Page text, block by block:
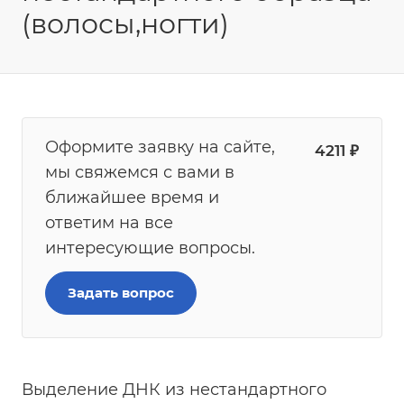
(волосы,ногти)
Оформите заявку на сайте,
мы свяжемся с вами в
ближайшее время и
ответим на все
интересующие вопросы.
4211 ₽
Задать вопрос
Выделение ДНК из нестандартного